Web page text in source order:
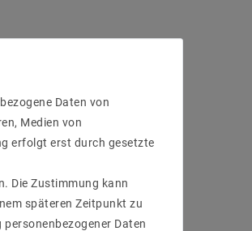
Daten von
Medien von
erfolgt erst durch gesetzte
Die Zustimmung kann
späteren Zeitpunkt zu
Daten